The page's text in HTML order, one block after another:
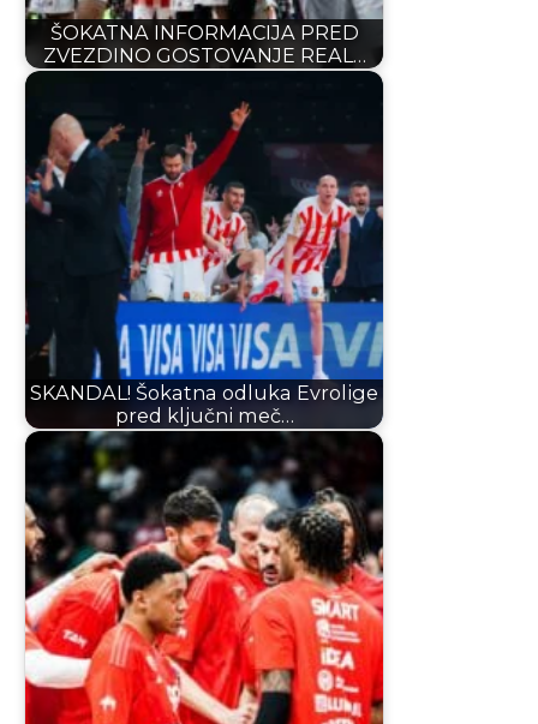
ŠOKATNA INFORMACIJA PRED
ZVEZDINO GOSTOVANJE REAL…
SKANDAL! Šokatna odluka Evrolige
pred ključni meč…